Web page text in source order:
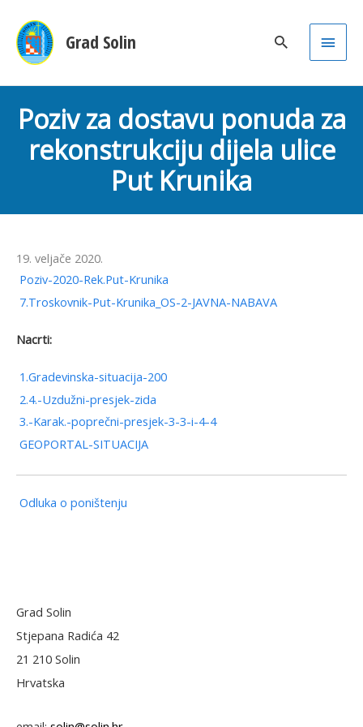
Grad Solin
Main
Poziv za dostavu ponuda za
rekonstrukciju dijela ulice
Put Krunika
19. veljače 2020.
Poziv-2020-Rek.Put-Krunika
7.Troskovnik-Put-Krunika_OS-2-JAVNA-NABAVA
Nacrti:
1.Gradevinska-situacija-200
2.4.-Uzdužni-presjek-zida
3.-Karak.-poprečni-presjek-3-3-i-4-4
GEOPORTAL-SITUACIJA
Odluka o poništenju
Grad Solin
Stjepana Radića 42
21 210 Solin
Hrvatska